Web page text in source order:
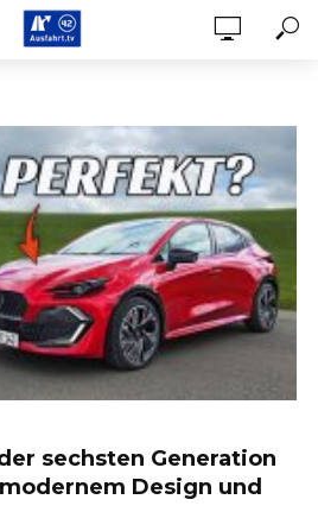
sechsten Generation
Design und